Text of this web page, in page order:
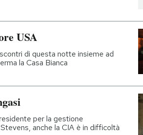
USA
di questa notte insieme ad
la Casa Bianca
per la gestione
anche la CIA è in difficoltà